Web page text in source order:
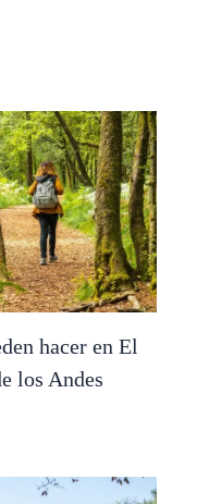
hacer en El
los Andes